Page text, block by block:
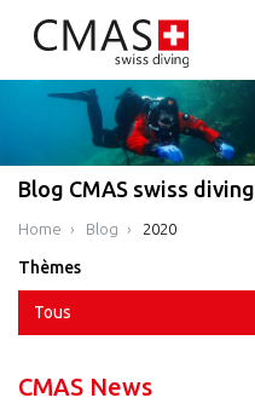
Blog CMAS swiss diving
Home Blog 2020
Thèmes
Tous
CMAS News